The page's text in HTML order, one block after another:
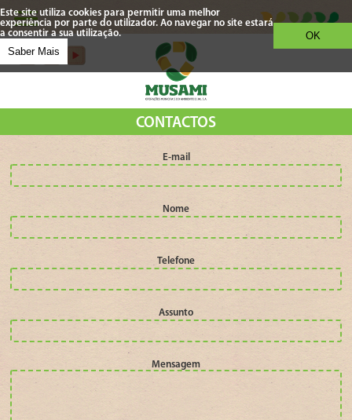
Este site utiliza cookies para permitir uma melhor
experiência por parte do utilizador. Ao navegar no site estará
a consentir a sua utilização.
Saber Mais
OK
CONTACTOS
E-mail
Nome
Telefone
Assunto
Mensagem